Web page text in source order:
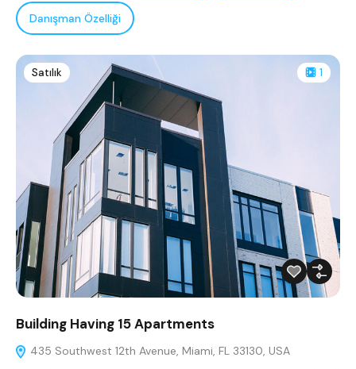
Danışman Özelliği
Satılık 1
Building Having 15 Apartments
435 Southwest 12th Avenue, Miami, FL 33130, USA